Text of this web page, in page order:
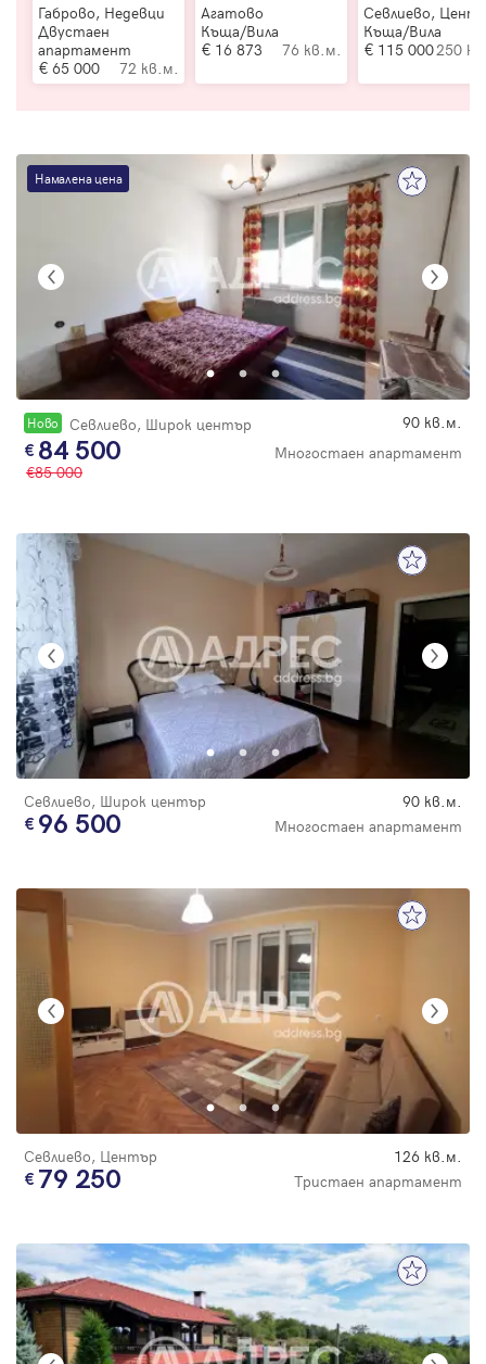
Габрово, Недевци
Двустаен
апартамент
65 000
72 кв.м.
Агатово
Къща/Вила
16 873
76 кв.м.
Севлиево,
Къща/Вила
115 000250
Намалена цена
Новo Севлиево, Широк център 90 кв.м.
84 500
Многостаен апартамент
85 000
Севлиево, Широк център 90 кв.м.
96 500 Многостаен апартамент
Севлиево, Център 126 кв.м.
79 250 Тристаен апартамент